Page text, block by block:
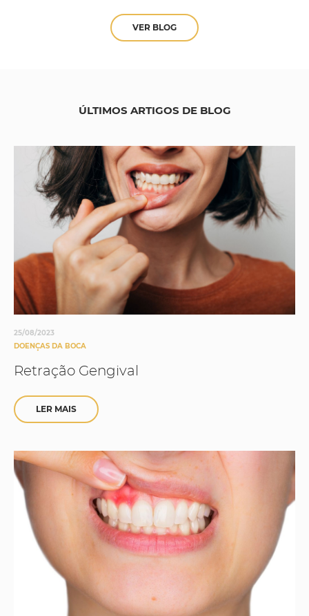
VER BLOG
ÚLTIMOS ARTIGOS DE BLOG
25/08/2023
DOENÇAS DA BOCA
Retração Gengival
LER MAIS